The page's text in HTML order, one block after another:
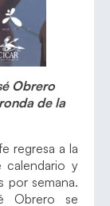
Obrero
de la
regresa a la
calendario y
por semana.
Obrero se